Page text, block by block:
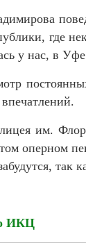
где
у нас, в
им.
оперном
так
ИКЦ